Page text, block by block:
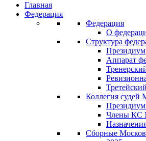
Главная
Федерация
Федерация
О
Структура
Президиум
Аппарат
Коллегия
Члены
Сборные